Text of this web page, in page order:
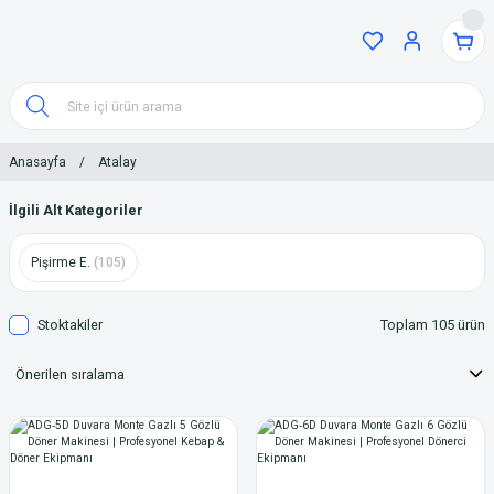
Anasayfa Atalay
İlgili Alt Kategoriler
Pişirme E. (105)
Stoktakiler Toplam 105 ürün